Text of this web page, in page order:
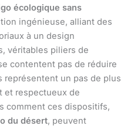
écologique sans
ingénieuse, alliant des
à un design
véritables piliers de
contentent pas de réduire
représentent un pas de plus
et respectueux de
comment ces dispositifs,
du désert, peuvent